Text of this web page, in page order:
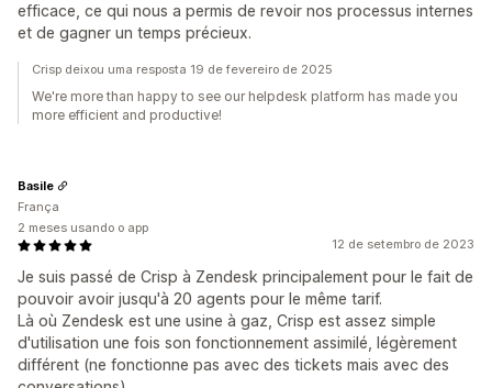
efficace, ce qui nous a permis de revoir nos processus internes
et de gagner un temps précieux.
Crisp deixou uma resposta 19 de fevereiro de 2025
We're more than happy to see our helpdesk platform has made you
more efficient and productive!
12 de setembro de 2023
Je suis passé de Crisp à Zendesk principalement pour le fait de
pouvoir avoir jusqu'à 20 agents pour le même tarif.
Là où Zendesk est une usine à gaz, Crisp est assez simple
d'utilisation une fois son fonctionnement assimilé, légèrement
différent (ne fonctionne pas avec des tickets mais avec des
Basile
França
2 meses usando o app